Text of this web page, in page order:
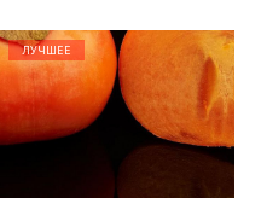
ЛУЧШЕЕ